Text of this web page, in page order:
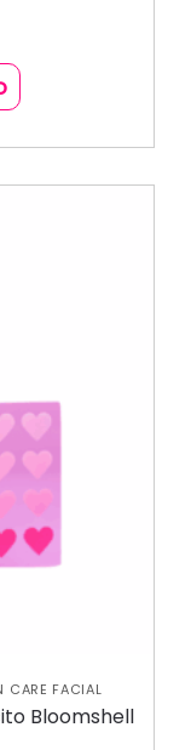
CARE FACIAL
Bloomshell